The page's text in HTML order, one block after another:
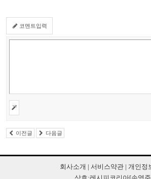
코멘트입력
이전글 다음글
회사소개 | 서비스약관| 개인정